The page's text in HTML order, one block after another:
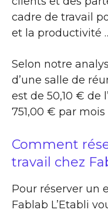
cadre de travail
et la productivité
Selon notre
d’une salle de
est de 50,10 € de
751,00 € par mois
Comment
travail chez
Pour réserver un
Fablab L’Etabli